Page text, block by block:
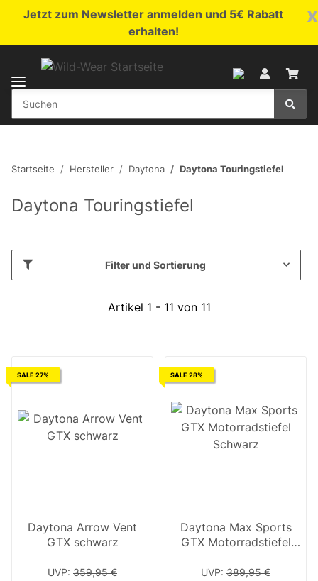
x
Jetzt zum Newsletter anmelden und 5€ Rabatt
erhalten!
Startseite Hersteller Daytona Daytona Touringstiefel
Daytona Touringstiefel
Filter und Sortierung
Artikel 1 - 11 von 11
SALE 27%
Daytona Arrow Vent
GTX schwarz
UVP: 359,95 €
SALE 28%
Daytona Max Sports
GTX Motorradstiefel
UVP: 389,95 €